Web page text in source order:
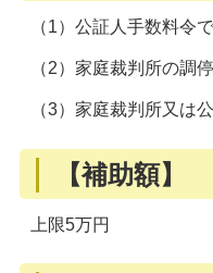
（1）公証人手数料令
（2）家庭裁判所の調
（3）家庭裁判所又は
【補助額】
上限5万円